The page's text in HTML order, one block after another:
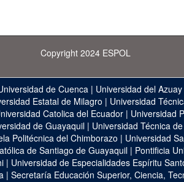
Copyright 2024 ESPOL
de Cuenca | Universidad del Azuay
Estatal de Milagro | Universidad
Catolica del Ecuador| Universidad
de Guayaquil | Universidad Técnica
Politécnica del Chimborazo | Universidad
de Santiago de Guayaquil | Pontificia
| Universidad de Especialidades Espíritu
| Secretaría Educación Superior, Ciencia,